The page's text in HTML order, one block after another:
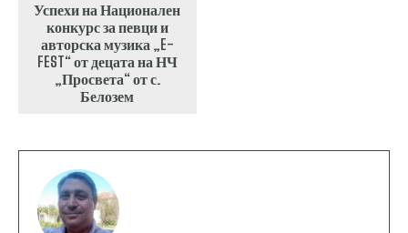
Успехи на Национален
конкурс за певци и
авторска музика „E-
FEST“ от децата на НЧ
„Просвета“ от с.
Белозем